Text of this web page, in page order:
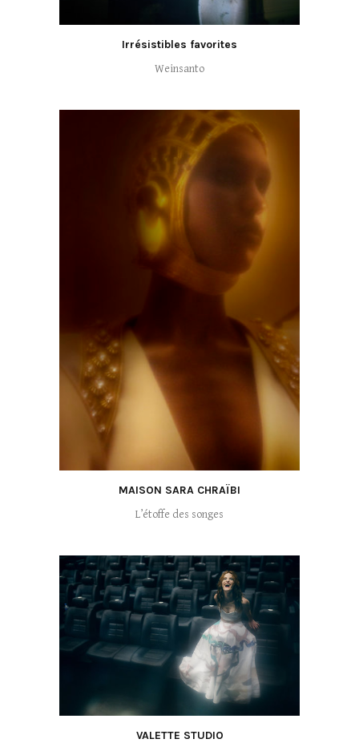
Irrésistibles favorites
Weinsanto
MAISON SARA CHRAÏBI
L’étoffe des songes
VALETTE STUDIO